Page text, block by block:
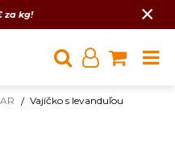
za kg! ×
Vajíčko s levanduľou